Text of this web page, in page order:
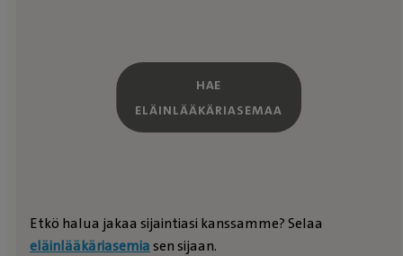
HAE
ELÄINLÄÄKÄRIASEMAA
Etkö halua jakaa sijaintiasi kanssamme? Selaa
eläinlääkäriasemiasen sijaan.